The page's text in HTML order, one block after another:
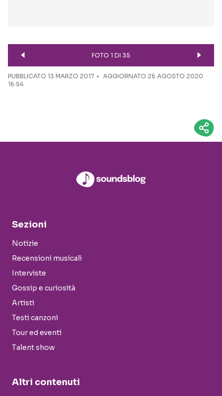
FOTO 1 DI 35
PUBBLICATO 13 MARZO 2017
AGGIORNATO 26 AGOSTO 2020
16:54
Sezioni
Notizie
Recensioni musicali
Interviste
Gossip e curiosità
Artisti
Testi canzoni
Tour ed eventi
Talent show
Altri contenuti